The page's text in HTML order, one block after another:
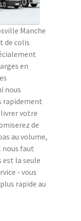
Manche
de colis
en
nous
rapidement
votre
de
au volume,
nous faut
la seule
- vous
rapide au